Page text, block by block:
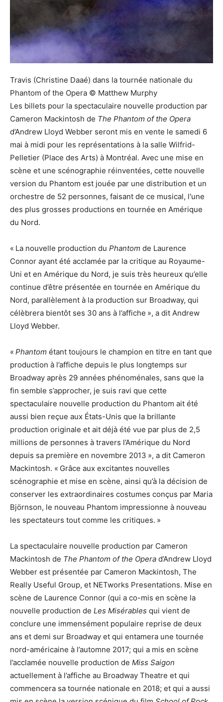
Travis (Christine Daaé) dans la tournée nationale du
Phantom of the Opera © Matthew Murphy
Les billets pour la spectaculaire nouvelle production par
Cameron Mackintosh de The Phantom of the Opera
d’Andrew Lloyd Webber seront mis en vente le samedi 6
mai à midi pour les représentations à la salle Wilfrid-
Pelletier (Place des Arts) à Montréal. Avec une mise en
scène et une scénographie réinventées, cette nouvelle
version du Phantom est jouée par une distribution et un
orchestre de 52 personnes, faisant de ce musical, l'une
des plus grosses productions en tournée en Amérique
du Nord.
« La nouvelle production du Phantom de Laurence
Connor ayant été acclamée par la critique au Royaume-
Uni et en Amérique du Nord, je suis très heureux qu’elle
continue d’être présentée en tournée en Amérique du
Nord, parallèlement à la production sur Broadway, qui
célèbrera bientôt ses 30 ans à l’affiche », a dit Andrew
Lloyd Webber.
« Phantom étant toujours le champion en titre en tant que
production à l’affiche depuis le plus longtemps sur
Broadway après 29 années phénoménales, sans que la
fin semble s’approcher, je suis ravi que cette
spectaculaire nouvelle production du Phantom ait été
aussi bien reçue aux États-Unis que la brillante
production originale et ait déjà été vue par plus de 2,5
millions de personnes à travers l’Amérique du Nord
depuis sa première en novembre 2013 », a dit Cameron
Mackintosh. « Grâce aux excitantes nouvelles
scénographie et mise en scène, ainsi qu’à la décision de
conserver les extraordinaires costumes conçus par Maria
Björnson, le nouveau Phantom impressionne à nouveau
les spectateurs tout comme les critiques. »
La spectaculaire nouvelle production par Cameron
Mackintosh de The Phantom of the Opera d’Andrew Lloyd
Webber est présentée par Cameron Mackintosh, The
Really Useful Group, et NETworks Presentations. Mise en
scène de Laurence Connor (qui a co-mis en scène la
nouvelle production de Les Misérables qui vient de
conclure une immensément populaire reprise de deux
ans et demi sur Broadway et qui entamera une tournée
nord-américaine à l’automne 2017; qui a mis en scène
l’acclamée nouvelle production de Miss Saigon
actuellement à l’affiche au Broadway Theatre et qui
commencera sa tournée nationale en 2018; et qui a aussi